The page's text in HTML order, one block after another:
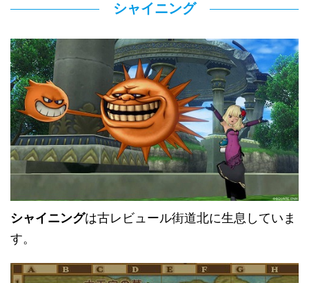
シャイニング
シャイニングは古レビュール街道北に生息していま
す。